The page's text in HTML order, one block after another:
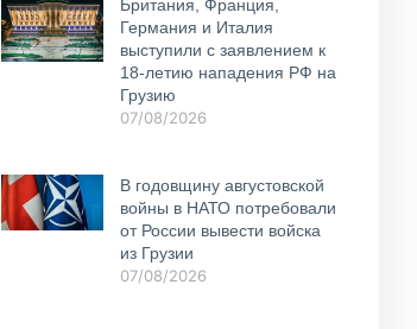
Британия, Франция,
Германия и Италия
выступили с заявлением к
18-летию нападения РФ на
Грузию
07/08/2026
В годовщину августовской
войны в НАТО потребовали
от России вывести войска
из Грузии
07/08/2026